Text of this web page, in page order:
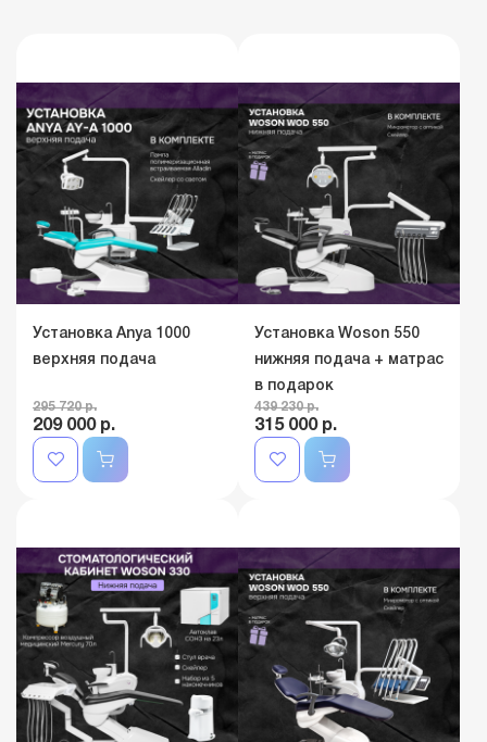
Установка Anya 1000
верхняя подача
295 720 р.
209 000 р.
Установка Woson 550
нижняя подача + матрас
в подарок
439 230 р.
315 000 р.